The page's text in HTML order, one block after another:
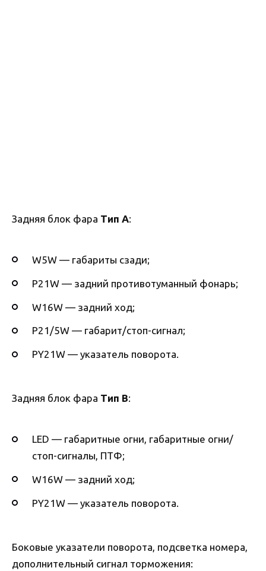
Задняя блок фара Тип А:
W5W — габариты сзади;
P21W — задний противотуманный фонарь;
W16W — задний ход;
P21/5W — габарит/стоп-сигнал;
PY21W — указатель поворота.
Задняя блок фара Тип B:
LED — габаритные огни, габаритные огни/
стоп-сигналы, ПТФ;
W16W — задний ход;
PY21W — указатель поворота.
Боковые указатели поворота, подсветка номера,
дополнительный сигнал торможения: